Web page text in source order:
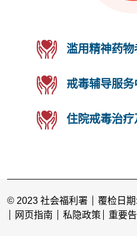
滥用精神药
戒毒辅导服务
住院戒毒治
© 2023 社会福利署
覆检日
网页指南
私隐政策 重要